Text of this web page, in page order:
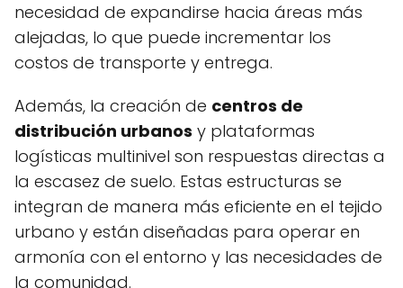
necesidad de expandirse hacia áreas más
alejadas, lo que puede incrementar los
costos de transporte y entrega.
Además, la creación de centros de
distribución urbanos y plataformas
logísticas multinivel son respuestas directas a
la escasez de suelo. Estas estructuras se
integran de manera más eficiente en el tejido
urbano y están diseñadas para operar en
armonía con el entorno y las necesidades de
la comunidad.